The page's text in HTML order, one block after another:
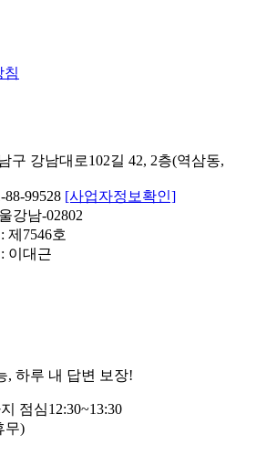
침
구 강남대로102길 42, 2층(역삼동,
99528 [사업자정보확인]
강남-02802
제7546호
이대근
, 하루 내 답변 보장!
점심12:30~13:30
무)